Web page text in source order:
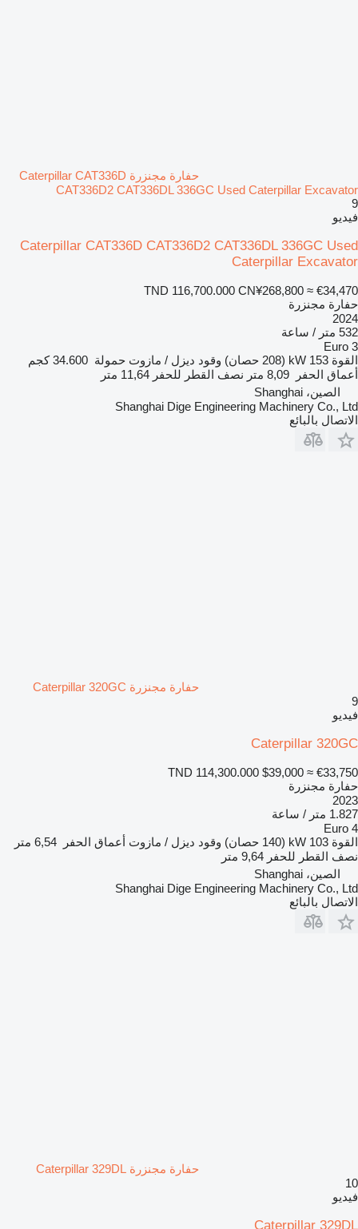
حفارة مجنزرة Caterpillar CAT336D
CAT336D2 CAT336DL 336GC Used Caterpillar Excavator
9
فيديو
Caterpillar CAT336D CAT336D2 CAT336DL 336GC Used
Caterpillar Excavator
TND 116,700.000 CN¥268,800 ≈ €34,470
حفارة مجنزرة
2024
532 متر / ساعة
Euro 3
القوة 153 kW (208 حصان) وقود ديزل / مازوت حمولة 34.600 كجم
أعماق الحفر
8,09 متر نصف القطر للحفر 11,64 متر
الصين، Shanghai
Shanghai Dige Engineering Machinery Co., Ltd
الاتصال بالبائع
حفارة مجنزرة Caterpillar 320GC
9
فيديو
Caterpillar 320GC
TND 114,300.000 $39,000 ≈ €33,750
حفارة مجنزرة
2023
1.827 متر / ساعة
Euro 4
القوة 103 kW (140 حصان) وقود ديزل / مازوت أعماق الحفر
6,54 متر
نصف القطر للحفر 9,64 متر
الصين، Shanghai
Shanghai Dige Engineering Machinery Co., Ltd
الاتصال بالبائع
حفارة مجنزرة Caterpillar 329DL
10
فيديو
Caterpillar 329DL